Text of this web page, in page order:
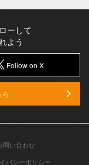
ーして
よう
Follow on X
問い合わせ
バシーポリシー